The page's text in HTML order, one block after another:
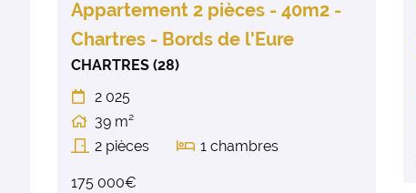
Appartement 2 pièces - 40m2 -
Chartres - Bords de l'Eure
CHARTRES (28)
 2 025
 39 m²
 2 pièces  1 chambres
175 000€